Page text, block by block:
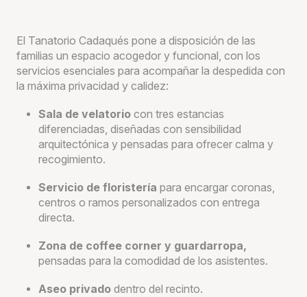
El Tanatorio Cadaqués pone a disposición de las
familias un espacio acogedor y funcional, con los
servicios esenciales para acompañar la despedida con
la máxima privacidad y calidez:
Sala de velatorio con tres estancias
diferenciadas, diseñadas con sensibilidad
arquitectónica y pensadas para ofrecer calma y
recogimiento.
Servicio de floristería para encargar coronas,
centros o ramos personalizados con entrega
directa.
Zona de coffee corner y guardarropa,
pensadas para la comodidad de los asistentes.
Aseo privado dentro del recinto.